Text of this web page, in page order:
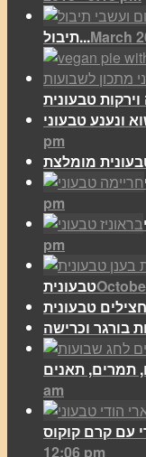
תיבול...March
טבעונית
ונענע טבעוני
pm
מומלצת
pm
pm
טבעונית
טבעונית
בורגר וכרישה
am
עם קרם קוקוס
12:06 pm